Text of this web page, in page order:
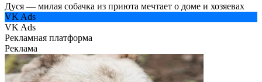
Дуся — милая собачка из приюта мечтает о доме и хозяевах
VK Ads
VK Ads
Рекламная платформа
Реклама